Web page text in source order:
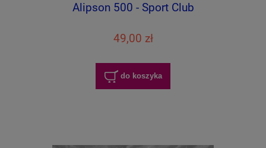
Alipson 500 - Sport Club
49,00 zł
do koszyka